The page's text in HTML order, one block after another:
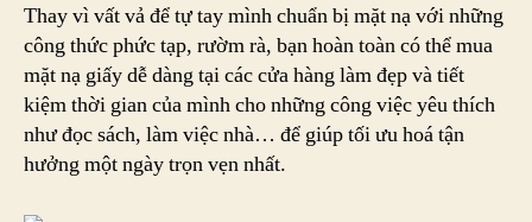
Thay vì vất vả để tự tay mình chuẩn bị mặt nạ với những
công thức phức tạp, rườm rà, bạn hoàn toàn có thể mua
mặt nạ giấy dễ dàng tại các cửa hàng làm đẹp và tiết
kiệm thời gian của mình cho những công việc yêu thích
như đọc sách, làm việc nhà… để giúp tối ưu hoá tận
hưởng một ngày trọn vẹn nhất.